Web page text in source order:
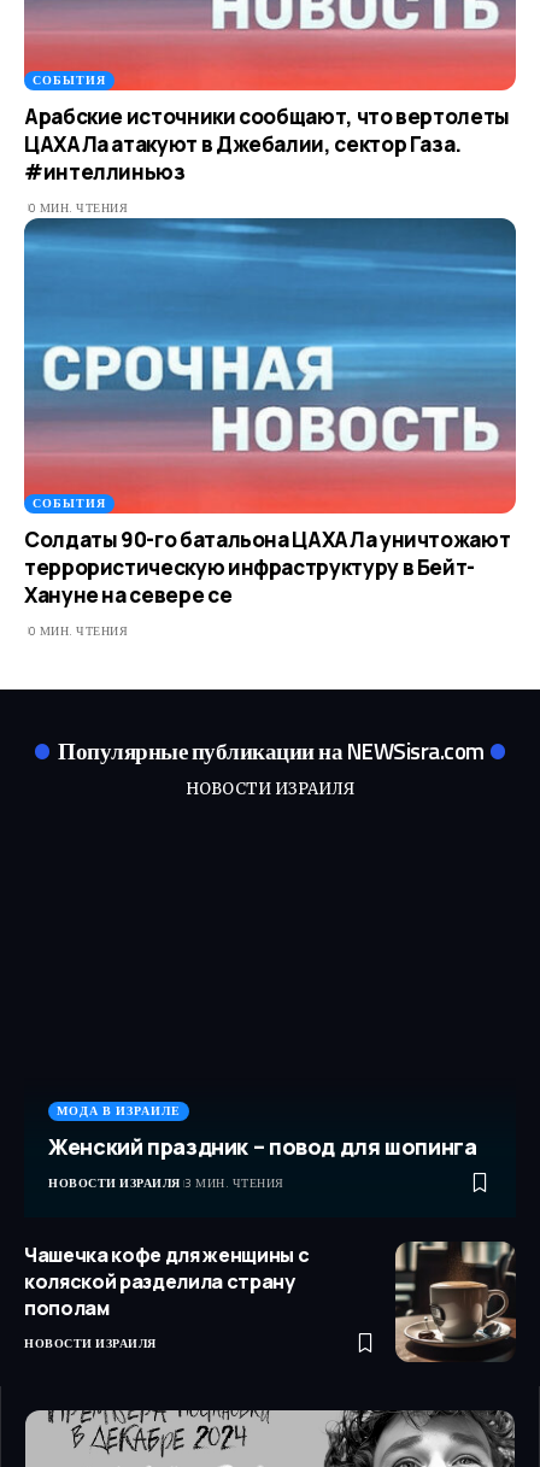
СОБЫТИЯ
Арабские источники сообщают, что вертолеты
ЦАХАЛа атакуют в Джебалии, сектор Газа.
#интеллиньюз
0 МИН. ЧТЕНИЯ
СОБЫТИЯ
Солдаты 90-го батальона ЦАХАЛа уничтожают
террористическую инфраструктуру в Бейт-
Хануне на севере се
0 МИН. ЧТЕНИЯ
Популярные публикации на NEWSisra.com
НОВОСТИ ИЗРАИЛЯ
МОДА В ИЗРАИЛЕ
Женский праздник – повод для шопинга
НОВОСТИ ИЗРАИЛЯ 3 МИН. ЧТЕНИЯ
Чашечка кофе для женщины с
коляской разделила страну
пополам
НОВОСТИ ИЗРАИЛЯ